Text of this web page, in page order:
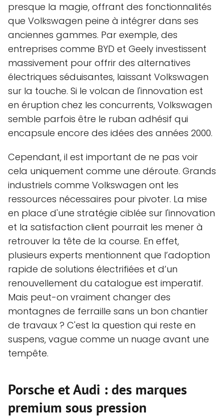
presque la magie, offrant des fonctionnalités
que Volkswagen peine à intégrer dans ses
anciennes gammes. Par exemple, des
entreprises comme BYD et Geely investissent
massivement pour offrir des alternatives
électriques séduisantes, laissant Volkswagen
sur la touche. Si le volcan de l'innovation est
en éruption chez les concurrents, Volkswagen
semble parfois être le ruban adhésif qui
encapsule encore des idées des années 2000.
Cependant, il est important de ne pas voir
cela uniquement comme une déroute. Grands
industriels comme Volkswagen ont les
ressources nécessaires pour pivoter. La mise
en place d'une stratégie ciblée sur l'innovation
et la satisfaction client pourrait les mener à
retrouver la tête de la course. En effet,
plusieurs experts mentionnent que l’adoption
rapide de solutions électrifiées et d’un
renouvellement du catalogue est imperatif.
Mais peut-on vraiment changer des
montagnes de ferraille sans un bon chantier
de travaux ? C'est la question qui reste en
suspens, vague comme un nuage avant une
tempête.
Porsche et Audi : des marques
premium sous pression